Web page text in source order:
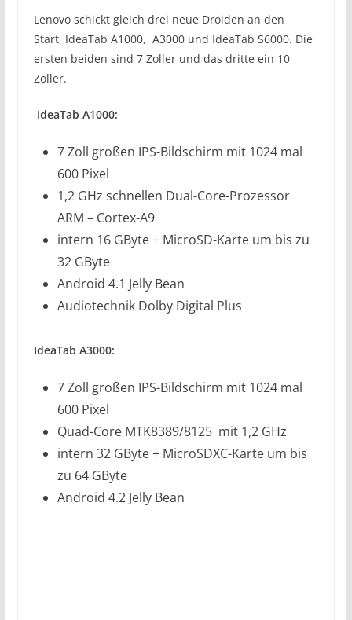
Lenovo schickt gleich drei neue Droiden an den
Start, IdeaTab A1000, A3000 und IdeaTab S6000. Die
ersten beiden sind 7 Zoller und das dritte ein 10
Zoller.
IdeaTab A1000:
7 Zoll großen IPS-Bildschirm mit 1024 mal
600 Pixel
1,2 GHz schnellen Dual-Core-Prozessor
ARM – Cortex-A9
intern 16 GByte + MicroSD-Karte um bis zu
32 GByte
Android 4.1 Jelly Bean
Audiotechnik Dolby Digital Plus
IdeaTab A3000:
7 Zoll großen IPS-Bildschirm mit 1024 mal
600 Pixel
Quad-Core MTK8389/8125 mit 1,2 GHz
intern 32 GByte + MicroSDXC-Karte um bis
zu 64 GByte
Android 4.2 Jelly Bean